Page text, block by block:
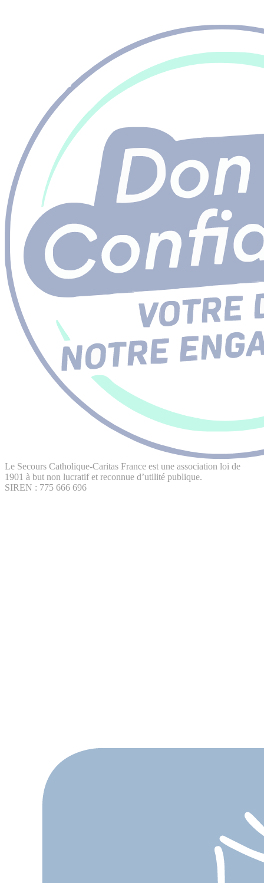
Le Secours Catholique-Caritas France est une association loi de
1901 à but non lucratif et reconnue d’utilité publique.
SIREN : 775 666 696